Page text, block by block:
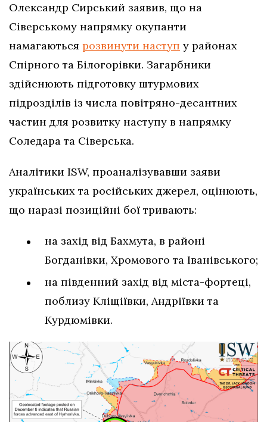
Олександр Сирський заявив, що на
Сіверському напрямку окупанти
намагаються розвинути наступ у районах
Спірного та Білогорівки. Загарбники
здійснюють підготовку штурмових
підрозділів із числа повітряно-десантних
частин для розвитку наступу в напрямку
Соледара та Сіверська.
Аналітики ISW, проаналізувавши заяви
українських та російських джерел, оцінюють,
що наразі позиційні бої тривають:
на захід від Бахмута, в районі
Богданівки, Хромового та Іванівського;
на південний захід від міста-фортеці,
поблизу Кліщіївки, Андріївки та
Курдюмівки.